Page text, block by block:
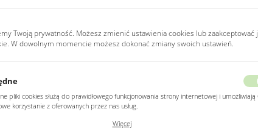
bez podświetlenia
bez
Uniwersalny
Twoją prywatność. Możesz zmienić ustawienia cookies lub zaakceptować
W dowolnym momencie możesz dokonać zmiany swoich ustawień.
pliki cookies służą do prawidłowego funkcjonowania strony internetowej i umożliwiają
korzystanie z oferowanych przez nas usług.
preferencji prywatności, logowania czy wypełniania formularzy. Dzięki plikom
Więcej